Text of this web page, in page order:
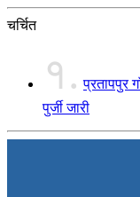
चर्चित
१. प्रतापपुर
पुर्जी जारी